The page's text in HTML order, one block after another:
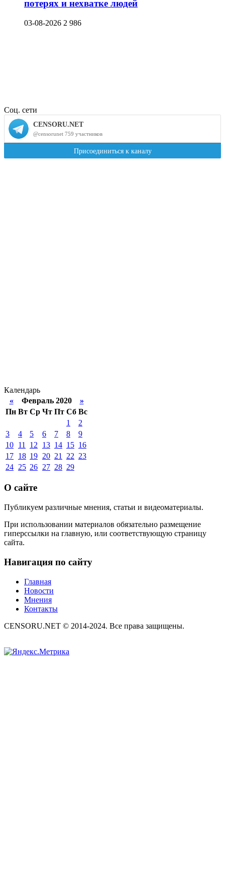
потерях и нехватке людей
03-08-2026 2 986
Соц. сети
Календарь
«Февраль 2020 »
Пн Вт Ср Чт Пт Сб Вс
1
2
3
4 5 6 7 8
9
10 11 12 13 14 15 16
17 18 19 20 21 22 23
24 25 26 27 28 29
О сайте
Публикуем различные мнения, статьи и видеоматериалы.
При использовании материалов обязательно размещение
гиперссылки на главную, или соответствующую страницу
сайта.
Навигация по сайту
Главная
Новости
Мнения
Контакты
CENSORU.NET © 2014-2024. Все права защищены.